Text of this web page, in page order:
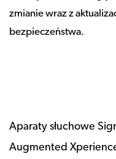
zmianie wraz z
bezpieczeństwa.
Aparaty słuchowe
Augmented